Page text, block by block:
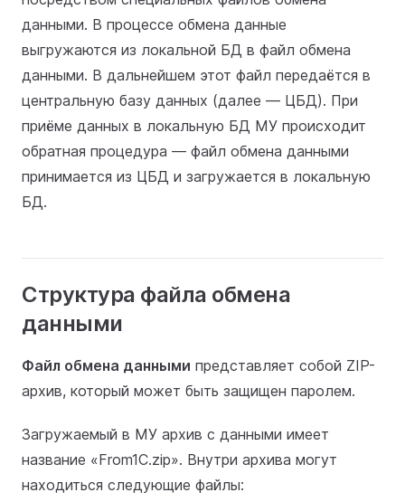
данными. В процессе обмена данные
выгружаются из локальной БД в файл обмена
данными. В дальнейшем этот файл передаётся в
центральную базу данных (далее — ЦБД). При
приёме данных в локальную БД МУ происходит
обратная процедура — файл обмена данными
принимается из ЦБД и загружается в локальную
БД.
Структура файла обмена
данными
Файл обмена данными представляет собой ZIP-
архив, который может быть защищен паролем.
Загружаемый в МУ архив с данными имеет
название «From1C.zip». Внутри архива могут
находиться следующие файлы: